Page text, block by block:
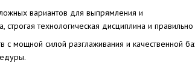
вариантов для выпрямления и
строгая технологическая дисциплина и
с мощной силой разглаживания и качественной